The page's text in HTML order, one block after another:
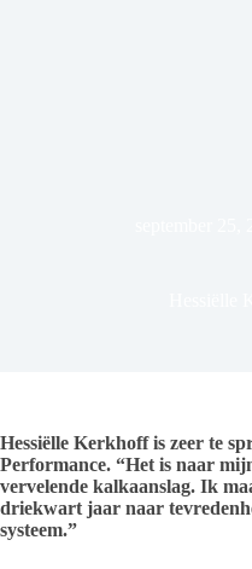
Hessiëlle Kerkhoff is zeer te
Performance. “Het is naar
vervelende kalkaanslag. Ik
driekwart jaar naar
systeem.”